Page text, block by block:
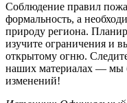
Соблюдение правил
формальность, а
природу региона.
изучите ограничения и
открытому огню.
наших материалах — мы
изменений!